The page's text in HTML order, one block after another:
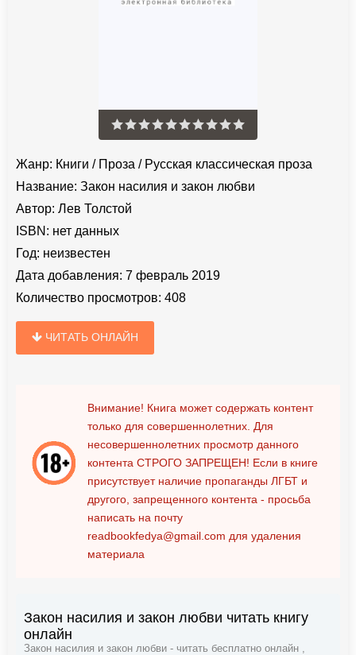
Жанр: Книги / Проза / Русская классическая проза
Название: Закон насилия и закон любви
Автор: Лев Толстой
ISBN: нет данных
Год: неизвестен
Дата добавления: 7 февраль 2019
Количество просмотров: 408
ЧИТАТЬ ОНЛАЙН
Внимание! Книга может содержать контент
только для совершеннолетних. Для
несовершеннолетних просмотр данного
контента СТРОГО ЗАПРЕЩЕН! Если в книге
присутствует наличие пропаганды ЛГБТ и
другого, запрещенного контента - просьба
написать на почту
readbookfedya@gmail.com для удаления
материала
Закон насилия и закон любви читать книгу
онлайн
Закон насилия и закон любви - читать бесплатно онлайн ,